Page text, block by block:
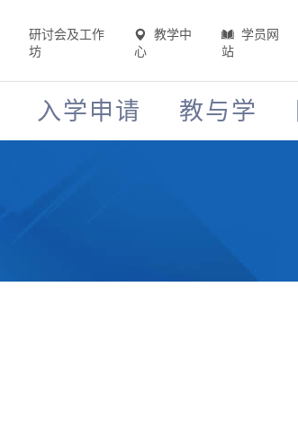
研讨会及工作
坊
教学中
心
学员网
站
入学申请 教与学